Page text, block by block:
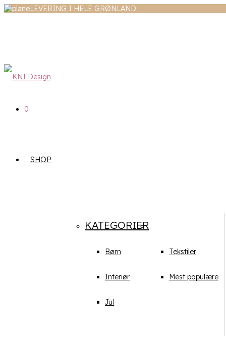
LEVERING I HELE GRØNLAND
0
SHOP
KATEGORIER
Børn
Interiør
Jul
Tekstiler
Mest populære